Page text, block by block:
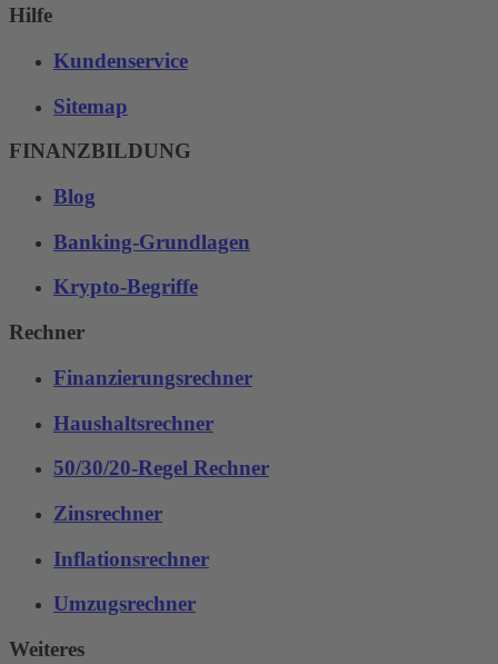
Hilfe
Kundenservice
Sitemap
FINANZBILDUNG
Blog
Banking-Grundlagen
Krypto-Begriffe
Rechner
Finanzierungsrechner
Haushaltsrechner
50/30/20-Regel Rechner
Zinsrechner
Inflationsrechner
Umzugsrechner
Weiteres